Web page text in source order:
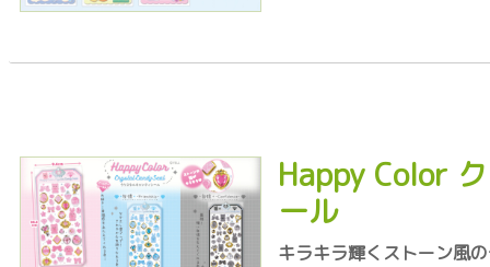
Happy Color
ール
キラキラ輝くストーン風